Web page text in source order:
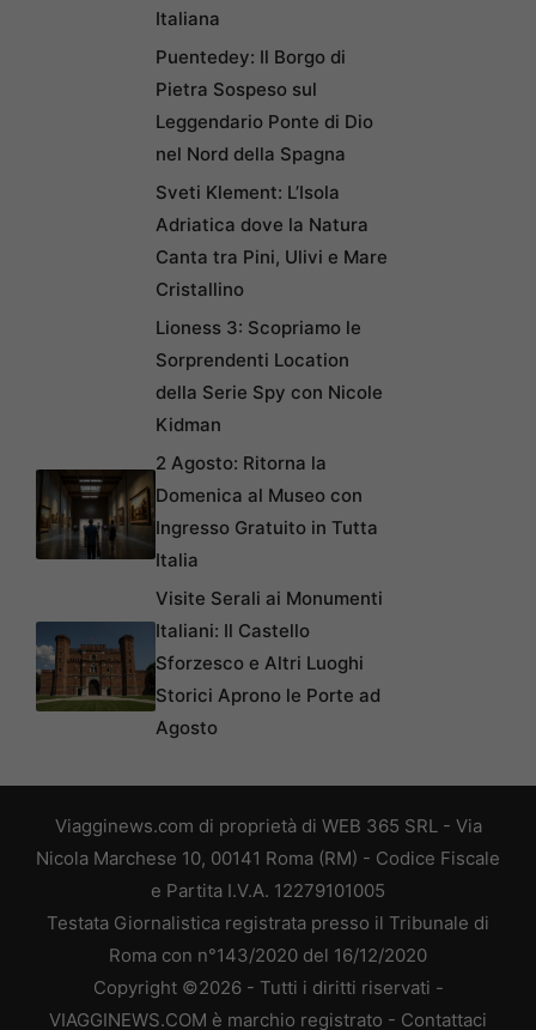
Italiana
Puentedey: Il Borgo di
Pietra Sospeso sul
Leggendario Ponte di Dio
nel Nord della Spagna
Sveti Klement: L’Isola
Adriatica dove la Natura
Canta tra Pini, Ulivi e Mare
Cristallino
Lioness 3: Scopriamo le
Sorprendenti Location
della Serie Spy con Nicole
Kidman
2 Agosto: Ritorna la
Domenica al Museo con
Ingresso Gratuito in Tutta
Italia
Visite Serali ai Monumenti
Italiani: Il Castello
Sforzesco e Altri Luoghi
Storici Aprono le Porte ad
Agosto
Viagginews.com di proprietà di WEB 365 SRL - Via
Nicola Marchese 10, 00141 Roma (RM) - Codice Fiscale
e Partita I.V.A. 12279101005
Testata Giornalistica registrata presso il Tribunale di
Roma con n°143/2020 del 16/12/2020
Copyright ©2026 - Tutti i diritti riservati -
VIAGGINEWS.COM è marchio registrato - Contattaci